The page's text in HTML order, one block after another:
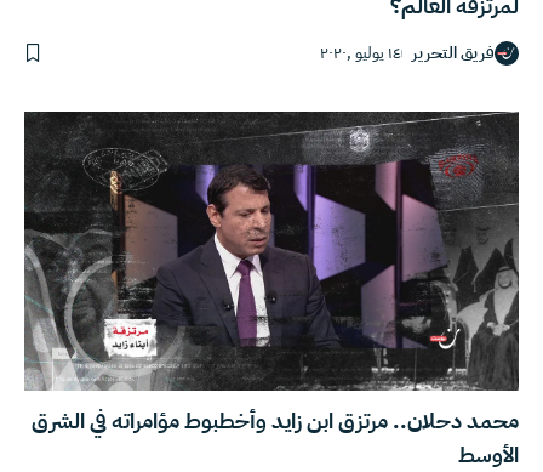
فريق التحرير ١٤ يوليو ,٢٠٢٠
محمد دحلان.. مرتزق ابن زايد وأخطبوط مؤامراته في الشرق
الأوسط